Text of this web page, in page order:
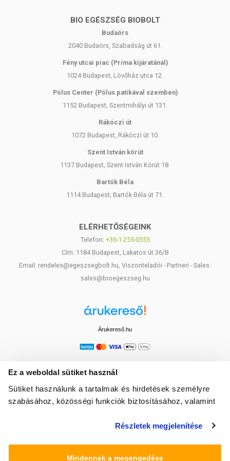
Ez a weboldal sütiket használ
Sütiket használunk a tartalmak és hirdetések személyre
szabásához, közösségi funkciók biztosításához, valamint
média-, hirdető- és elemező partnereinkkel megosztjuk az
Részletek megjelenítése
Mindennek a megengedése
Az oldalunkon található információkat folyamatosan frissítjük, és
törekszünk a pontosságra. Szeretnénk azonban felhívni a figyelmet,
tápérték-, összetétel- és allergén információkat is) csak tájékoztató
jellegűek, a tényleges értékek eltérhetnek az élelmiszerek
A termék nem belső fogyasztásra szánt. A termék nem gyógyít
betegségeket. A termék nem az orvosi kezelés helyettesítésére
Kerülje a szembejutást. Az ajánlott napi alkalmazási mennyiséget ne
lépje túl! Ne használja irritált vagy sérült bőrfelületen! Ha kiütés
BIO EGÉSZSÉG BIOBOLT
Budaörs
2040 Budaörs, Szabadság út 61.
Fény utcai piac (Príma kijáratánál)
1024 Budapest, Lövőház utca 12.
Pólus Center (Pólus patikával szemben)
1152 Budapest, Szentmihályi út 131.
Rákóczi út
1072 Budapest, Rákóczi út 10.
Szent István körút
1137 Budapest, Szent István Körút 18.
Bartók Béla
1114 Budapest, Bartók Béla út 71.
ELÉRHETŐSÉGEINK
Telefon: +36-1-255-0555
Cím: 1184 Budapest, Lakatos út 36/B
Email: rendeles@egeszsegbolt.hu, Viszonteladói - Partneri - Sales:
sales@bioegeszseg.hu
Árukereső.hu